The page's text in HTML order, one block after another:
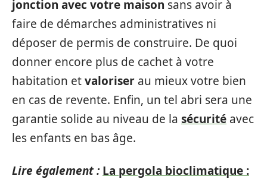
jonction avec votre maison sans avoir à
faire de démarches administratives ni
déposer de permis de construire. De quoi
donner encore plus de cachet à votre
habitation etvaloriser au mieux votre bien
en cas de revente. Enfin, un tel abri sera une
garantie solide au niveau de la sécurité avec
les enfants en bas âge.
Lire également : La pergola bioclimatique :